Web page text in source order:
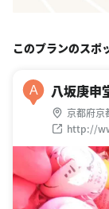
このプランのスポ
A 八坂庚申
京都府京
http://